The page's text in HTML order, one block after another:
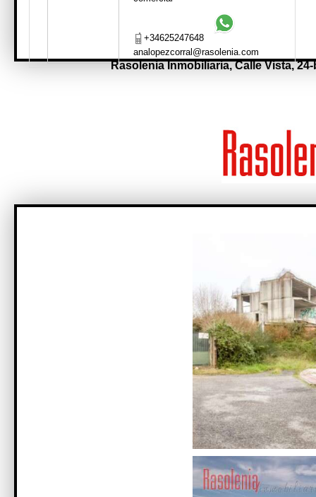
+34625247648
analopezcorral@rasolenia.com
Rasolenia Inmobiliaria,Calle Vista,